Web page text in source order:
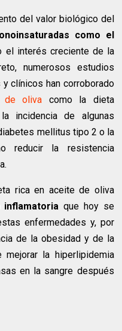
del valor biológico del
como el
el interés creciente de la
numerosos estudios
clínicos han corroborado
de oliva como la dieta
incidencia de algunas
mellitus tipo 2 o la
reducir la resistencia
rica en aceite de oliva
que hoy se
enfermedades y, por
de la obesidad y de la
mejorar la hiperlipidemia
en la sangre después